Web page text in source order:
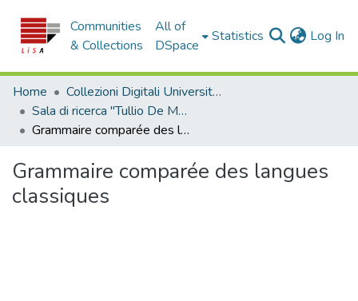
Communities
& Collections
All of
DSpace
Statistics Log In
Home
Collezioni Digitali Università della Calabria
Sala di ricerca "Tullio De Mauro"
Grammaire comparée des langues classiques
Grammaire comparée des langues
classiques